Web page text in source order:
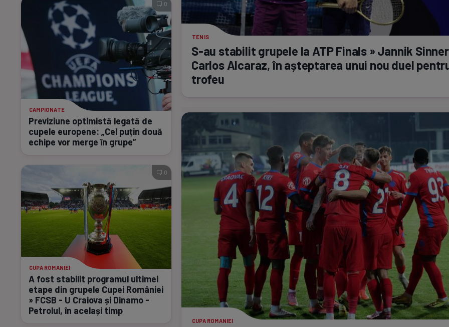
CAMPIONATE
Previziune optimistă legată de
cupele europene: „Cel puțin două
echipe vor merge în grupe”
0
CUPA ROMANIEI
A fost stabilit programul ultimei
etape din grupele Cupei României
» FCSB - U Craiova și Dinamo -
Petrolul, în același timp
0
TENIS
S-au stabilit grupele la ATP Finals » Jannik
Carlos Alcaraz, în așteptarea unui nou duel
trofeu
CUPA ROMANIEI